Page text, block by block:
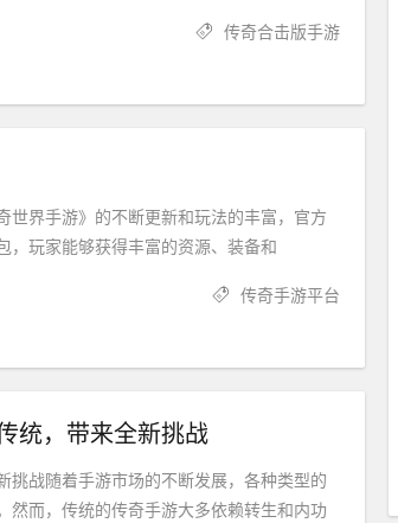
传奇合击版手游
世界手游》的不断更新和玩法的丰富，官方
，玩家能够获得丰富的资源、装备和
传奇手游平台
统，带来全新挑战
挑战随着手游市场的不断发展，各种类型的
然而，传统的传奇手游大多依赖转生和内功